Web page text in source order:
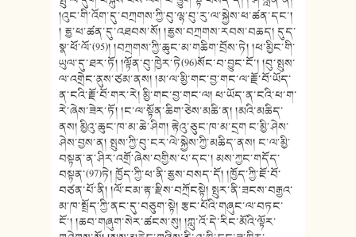
།འུང་གི་འོག་དུ་བཀྲགས་ཀྱི་བུ་ལྷ་བུ་རུ་ལ་སྐྱེས་ཕ་ཚན་དང་།
། རྷྱ་ཕ་ཚན་དུ་འཐབས་སོ། །རྷྱས་བཀྲགས་རབས་བཆད། དུད་
སྣ་ཕོ་ལོ་(95)། །བཀྲགས་ཀྱི་ཆུང་མ་གཆིག་བྲོས་ཏེ། །ཕ་མྱིང་གི་
ཡུལ་དུ་ཐར་ཏོ། །ལྟོན་བུ་ཁྱེར་ཏེ(96)སོང་བ་བྱུང་ངོ་། །བུ་སྤུས་
ལ་འགྲེང་ནུས་ཙམ་ནས། །མ་ལ་མྱི་གང་བྱ་གང་ལ་རྗོ་བོ་ཡོད་
ན་ངའི་རྗོ་བོ་གར་རེ། མྱི་གང་བྱ་གང་ལ། ཕ་ཡོད་ན་ངའི་ཕ་ག་
རེ་ཞེས་ཟེར་ཏོ། །ང་ལ་སྟོན་ཆིག་ཅེས་མཆི་ན། །མའི་མཆིད་
ནས། མྱིའུ་ཆུང་ཁ་མ་ཆེ་ཤིག། རྟེའུ་ཅུང་ཁ་མ་དྲག ང་མྱི་ཤེས་
ཤེས་བྱས་ན། སྤུས་ཀྱི་བུ་ངར་ལེ་སྐྱེས་ཀྱི་མཆིད་ནས། ང་ལ་མྱི་
བསྟན་ན་ཤིར་འགྲོ་ཞེས་བགྱིས་པ་དང་། མས་ཀྱང་གདོད་
བསྟན་(97)ཏེ། ཁྱོད་ཀྱི་ཕ་ནི་རྷྱས་བསད་དོ། །ཁྱོད་ཀྱི་ཇོ་བོ་
བཙན་པོ་ནི། །ལོ་ངམ་རྟ་རྫིས་བཀྲོངསྟེ། སྤུར་ནི་ཟངས་བརྒྱའ་
མ་ཁ་སྤྲོད་ཀྱི་ནང་དུ་བཅུག་སྟེ། རྩང་པོའི་གཞུང་ལ་བཏང་
ངོ་། །ཆབ་གཞུག་སེར་ཚངས་སུ། །ཀླུ་འོ་དེ་རིང་མོའི་ལྟོར་